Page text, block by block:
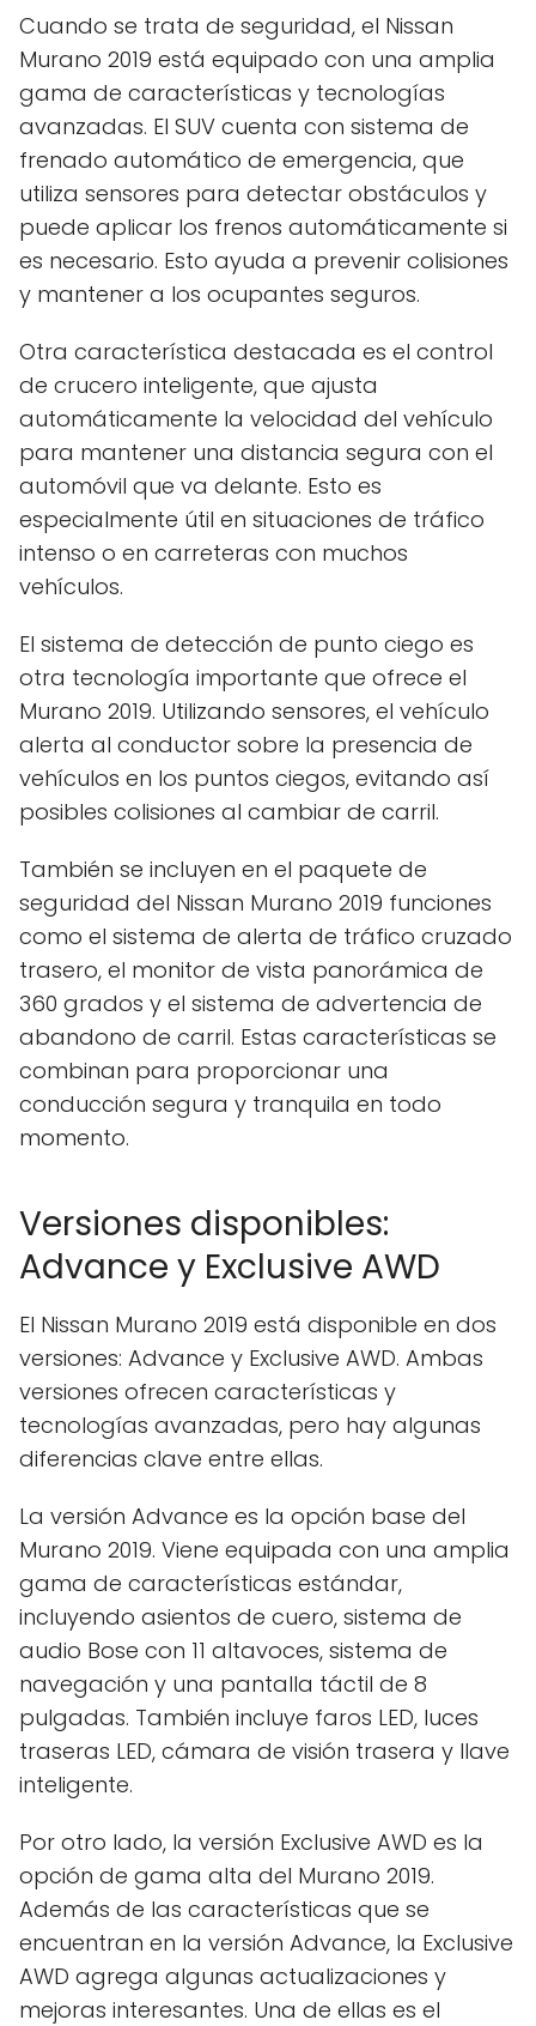
Cuando se trata de seguridad, el Nissan
Murano 2019 está equipado con una amplia
gama de características y tecnologías
avanzadas. El SUV cuenta con sistema de
frenado automático de emergencia, que
utiliza sensores para detectar obstáculos y
puede aplicar los frenos automáticamente si
es necesario. Esto ayuda a prevenir colisiones
y mantener a los ocupantes seguros.
Otra característica destacada es el control
de crucero inteligente, que ajusta
automáticamente la velocidad del vehículo
para mantener una distancia segura con el
automóvil que va delante. Esto es
especialmente útil en situaciones de tráfico
intenso o en carreteras con muchos
vehículos.
El sistema de detección de punto ciego es
otra tecnología importante que ofrece el
Murano 2019. Utilizando sensores, el vehículo
alerta al conductor sobre la presencia de
vehículos en los puntos ciegos, evitando así
posibles colisiones al cambiar de carril.
También se incluyen en el paquete de
seguridad del Nissan Murano 2019 funciones
como el sistema de alerta de tráfico cruzado
trasero, el monitor de vista panorámica de
360 grados y el sistema de advertencia de
abandono de carril. Estas características se
combinan para proporcionar una
conducción segura y tranquila en todo
momento.
Versiones disponibles:
Advance y Exclusive AWD
El Nissan Murano 2019 está disponible en dos
versiones: Advance y Exclusive AWD. Ambas
versiones ofrecen características y
tecnologías avanzadas, pero hay algunas
diferencias clave entre ellas.
La versión Advance es la opción base del
Murano 2019. Viene equipada con una amplia
gama de características estándar,
incluyendo asientos de cuero, sistema de
audio Bose con 11 altavoces, sistema de
navegación y una pantalla táctil de 8
pulgadas. También incluye faros LED, luces
traseras LED, cámara de visión trasera y llave
inteligente.
Por otro lado, la versión Exclusive AWD es la
opción de gama alta del Murano 2019.
Además de las características que se
encuentran en la versión Advance, la Exclusive
AWD agrega algunas actualizaciones y
mejoras interesantes. Una de ellas es el